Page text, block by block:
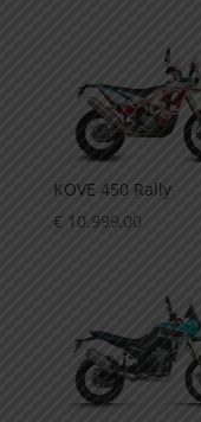
KOVE 450 Rally
€10.999,00